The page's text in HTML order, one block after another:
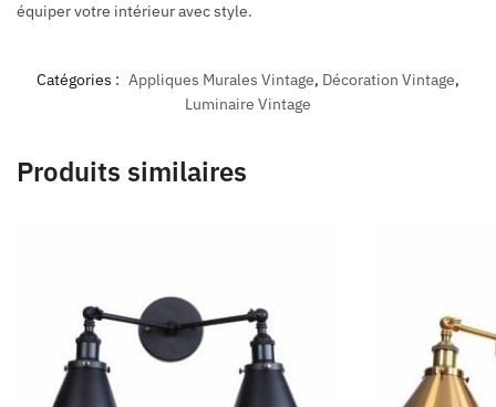
équiper votre intérieur avec style.
Catégories : Appliques Murales Vintage, Décoration Vintage,
Luminaire Vintage
Produits similaires